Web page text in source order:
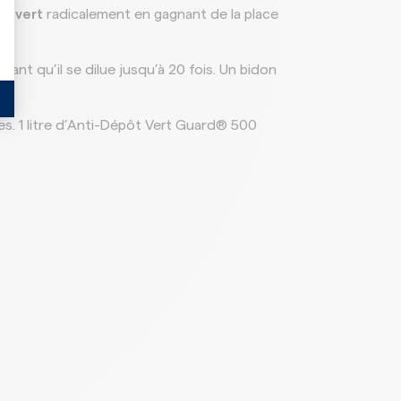
vert radicalement en gagnant de la place
qu’il se dilue jusqu’à 20 fois. Un bidon
1 litre d’Anti-Dépôt Vert Guard® 500